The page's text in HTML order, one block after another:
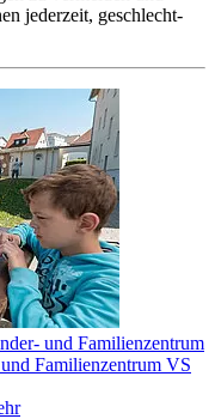
jederzeit, geschlecht­
und Familienzentrum
Familienzentrum VS